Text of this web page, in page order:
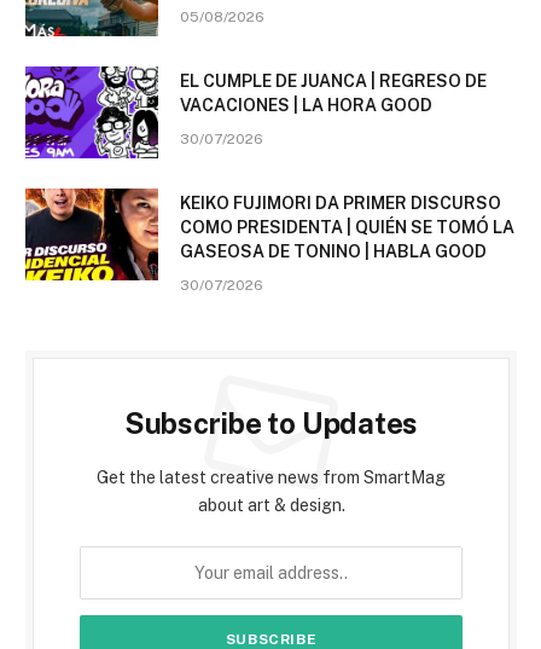
05/08/2026
EL CUMPLE DE JUANCA | REGRESO DE
VACACIONES | LA HORA GOOD
30/07/2026
KEIKO FUJIMORI DA PRIMER DISCURSO
COMO PRESIDENTA | QUIÉN SE TOMÓ LA
GASEOSA DE TONINO | HABLA GOOD
30/07/2026
Subscribe to Updates
Get the latest creative news from SmartMag
about art & design.